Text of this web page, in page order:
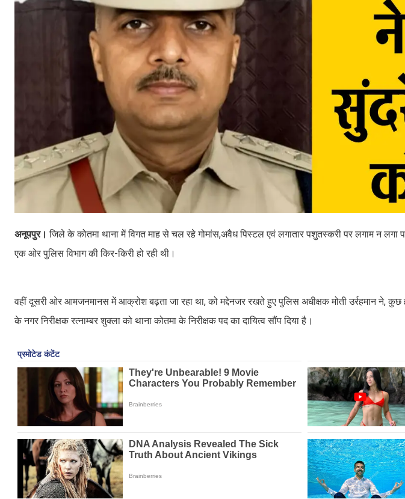
अनूपपुर।जिले के कोतमा थाना में विगत माह से चल रहे गोमांस,अवैध पिस्टल एवं लगातार पशुतस्करी पर लगाम न
एक ओर पुलिस विभाग की किर-किरी हो रही थी।
वहीं दूसरी ओर आमजनमानस में आक्रोश बढ़ता जा रहा था, को मद्देनजर रखते हुए पुलिस अधीक्षक मोती उर्रहमान ने, कुछ
के नगर निरीक्षक रत्नाम्बर शुक्ला को थाना कोतमा के निरीक्षक पद का दायित्व सौंप दिया है।